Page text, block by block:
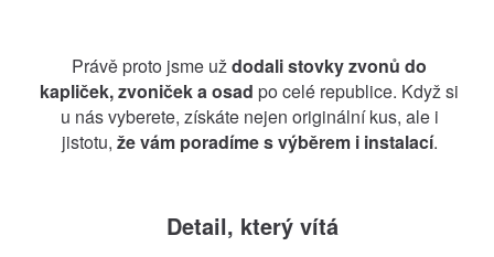
Právě proto jsme uždodali stovky zvonů do
kapliček, zvoniček a osad po celé republice. Když si
u nás vyberete, získáte nejen originální kus, ale i
jistotu, že vám poradíme s výběrem i instalací.
Detail, který vítá